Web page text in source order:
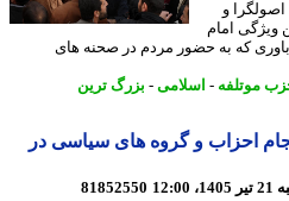
و
امام
که به حضور مردم در صحنه های
-اسلامی-بزرگ ترین
احزاب و گروه های سیاسی در
81852550